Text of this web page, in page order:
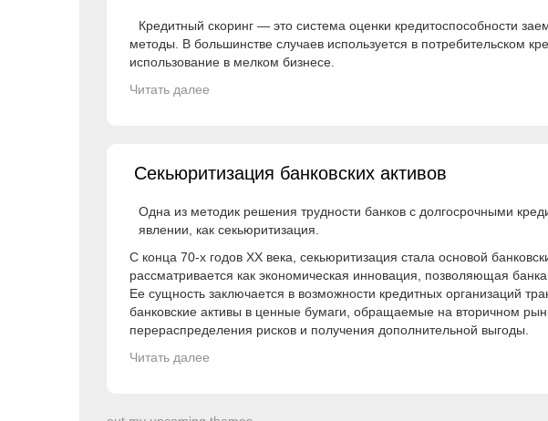
Кредитный скоринг — это система оценки кредитоспособности
методы. В большинстве случаев используется в потребительском
использование в мелком бизнесе.
Читать далее
Секьюритизация банковских активов
Одна из методик решения трудности банков с долгосрочными
явлении, как секьюритизация.
С конца 70-х годов XX века, секьюритизация стала основой
рассматривается как экономическая инновация, позволяющая
Ее сущность заключается в возможности кредитных организаций
банковские активы в ценные бумаги, обращаемые на вторичном
перераспределения рисков и получения дополнительной выгоды.
Читать далее